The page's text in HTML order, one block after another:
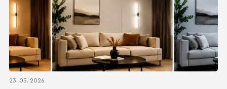
23. 05. 2026